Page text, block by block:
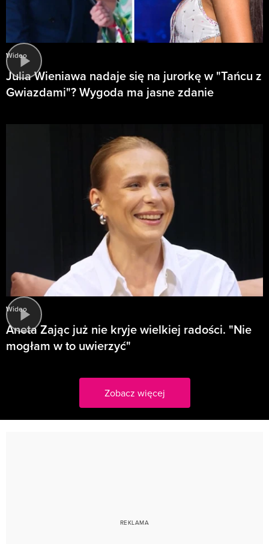
Wideo
Julia Wieniawa nadaje się na jurorkę w "Tańcu z
Gwiazdami"? Wygoda ma jasne zdanie
Wideo
Aneta Zając już nie kryje wielkiej radości. "Nie
mogłam w to uwierzyć"
Zobacz więcej